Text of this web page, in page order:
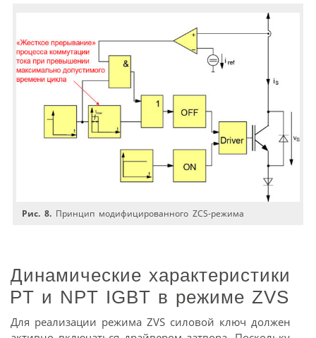
Рис. 8. Принцип модифицированного ZCS-режима
Динамические характеристики
PT и NPT IGBT в режиме ZVS
Для реализации режима ZVS силовой ключ должен